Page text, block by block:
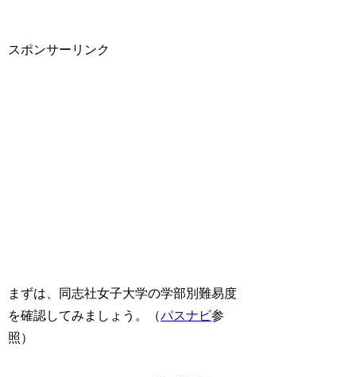
スポンサーリンク
まずは、同志社女子大学の学部別難易度
を確認してみましょう。（パスナビ参
照）